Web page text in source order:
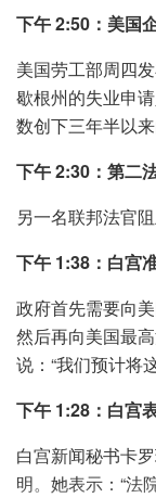
下午 2:50：美国
美国劳工部周四
歇根州的失业申
数创下三年半以来
下午 2:30：第二
另一名联邦法官
下午 1:38：白宫
政府首先需要向
然后再向美国最
说：“我们预计将
下午 1:28：白宫
白宫新闻秘书卡
明。她表示：“法